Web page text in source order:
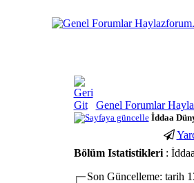
Genel Forumlar
İddaa
porno
izle
gaziantep
youtube
abone
hilesi
Bölüm Istatistikleri:
Son Güncelleme: tarih